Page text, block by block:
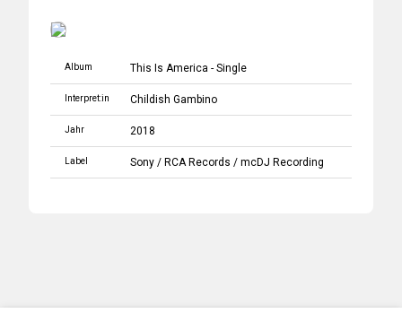
Album This Is America - Single
Interpret:in Childish Gambino
Jahr 2018
Label Sony / RCA Records / mcDJ Recording